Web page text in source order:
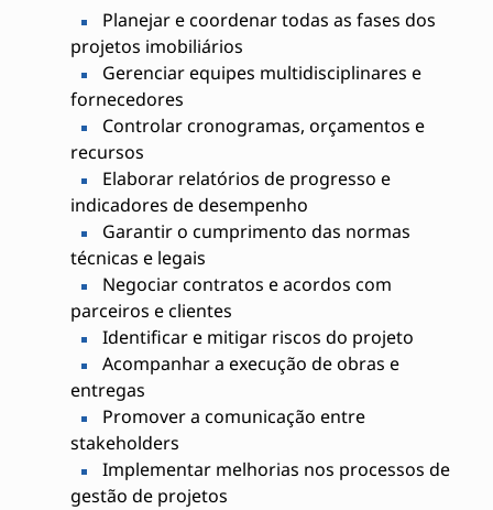
Planejar e coordenar todas as fases dos
projetos imobiliários
Gerenciar equipes multidisciplinares e
fornecedores
Controlar cronogramas, orçamentos e
recursos
Elaborar relatórios de progresso e
indicadores de desempenho
Garantir o cumprimento das normas
técnicas e legais
Negociar contratos e acordos com
parceiros e clientes
Identificar e mitigar riscos do projeto
Acompanhar a execução de obras e
entregas
Promover a comunicação entre
stakeholders
Implementar melhorias nos processos de
gestão de projetos